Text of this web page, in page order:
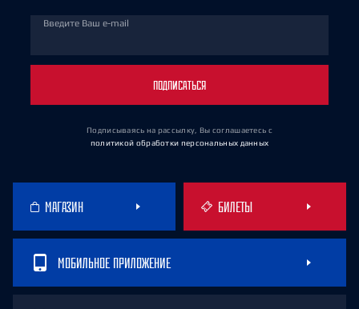
Введите Ваш e-mail
ПОДПИСАТЬСЯ
Подписываясь на рассылку, Вы соглашаетесь с
политикой обработки персональных данных
МАГАЗИН БИЛЕТЫ
МОБИЛЬНОЕ ПРИЛОЖЕНИЕ